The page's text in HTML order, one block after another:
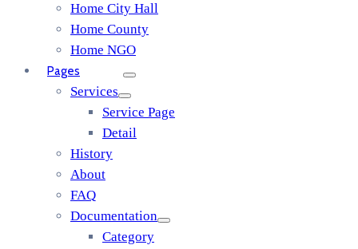
Home City Hall
Home County
Home NGO
Pages
Services
Service Page
Detail
History
About
FAQ
Documentation
Category